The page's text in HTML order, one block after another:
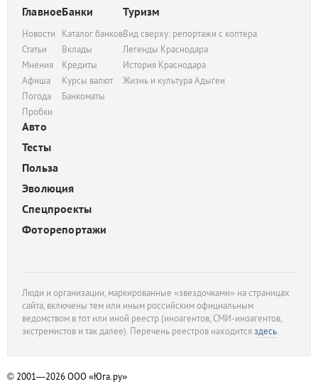
Главное
Новости
Статьи
Мнения
Афиша
Погода
Пробки
Банки
Каталог банков
Вклады
Кредиты
Курсы валют
Банкоматы
Туризм
Вид сверху: репортажи с коптера
Легенды Краснодара
История Краснодара
Жизнь и культура Адыгеи
Авто
Тесты
Польза
Эволюция
Спецпроекты
Фоторепортажи
Люди и организации, маркированные «звездочками» на страницах
сайта, включены тем или иным российским официальным
ведомством в тот или иной реестр (иноагентов, СМИ-иноагентов,
экстремистов и так далее). Перечень реестров находитсяздесь.
© 2001—2026ООО «Юга.ру»